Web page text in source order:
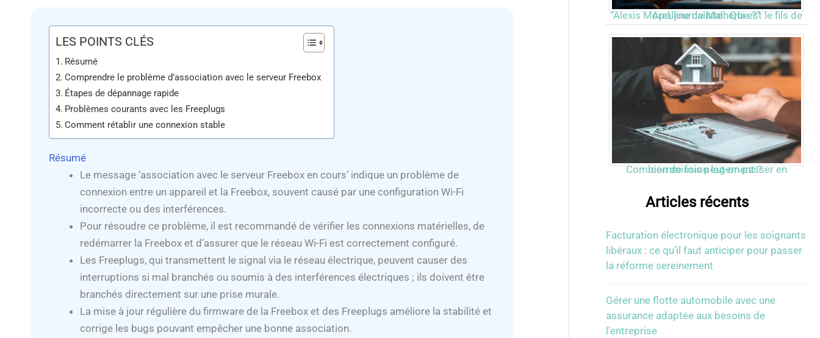
LES POINTS CLÉS
Résumé
Comprendre le problème d’association avec le serveur Freebox
Étapes de dépannage rapide
Problèmes courants avec les Freeplugs
Comment rétablir une connexion stable
Résumé
Le message ‘association avec le serveur Freebox en cours’ indique un problème de
connexion entre un appareil et la Freebox, souvent causé par une configuration Wi-Fi
incorrecte ou des interférences.
Pour résoudre ce problème, il est recommandé de vérifier les connexions matérielles, de
redémarrer la Freebox et d’assurer que le réseau Wi-Fi est correctement configuré.
Les Freeplugs, qui transmettent le signal via le réseau électrique, peuvent causer des
interruptions si mal branchés ou soumis à des interférences électriques ; ils doivent être
branchés directement sur une prise murale.
La mise à jour régulière du firmware de la Freebox et des Freeplugs améliore la stabilité et
corrige les bugs pouvant empêcher une bonne association.
“Alexis Morel, journaliste : Qui est le fils de Apolline de Malherbe ?”
Combien de fois peut-on passer en commission logement ?
Articles récents
Facturation électronique pour les soignants
libéraux : ce qu’il faut anticiper pour passer
la réforme sereinement
Gérer une flotte automobile avec une
assurance adaptée aux besoins de
l’entreprise